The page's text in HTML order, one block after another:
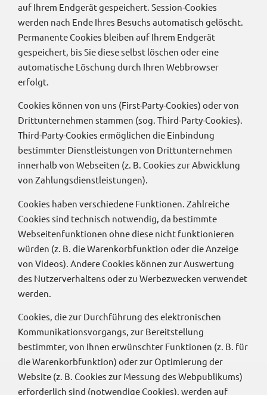
auf Ihrem Endgerät gespeichert. Session-Cookies
werden nach Ende Ihres Besuchs automatisch gelöscht.
Permanente Cookies bleiben auf Ihrem Endgerät
gespeichert, bis Sie diese selbst löschen oder eine
automatische Löschung durch Ihren Webbrowser
erfolgt.
Cookies können von uns (First-Party-Cookies) oder von
Drittunternehmen stammen (sog. Third-Party-Cookies).
Third-Party-Cookies ermöglichen die Einbindung
bestimmter Dienstleistungen von Drittunternehmen
innerhalb von Webseiten (z. B. Cookies zur Abwicklung
von Zahlungsdienstleistungen).
Cookies haben verschiedene Funktionen. Zahlreiche
Cookies sind technisch notwendig, da bestimmte
Webseitenfunktionen ohne diese nicht funktionieren
würden (z. B. die Warenkorbfunktion oder die Anzeige
von Videos). Andere Cookies können zur Auswertung
des Nutzerverhaltens oder zu Werbezwecken verwendet
werden.
Cookies, die zur Durchführung des elektronischen
Kommunikationsvorgangs, zur Bereitstellung
bestimmter, von Ihnen erwünschter Funktionen (z. B. für
die Warenkorbfunktion) oder zur Optimierung der
Website (z. B. Cookies zur Messung des Webpublikums)
erforderlich sind (notwendige Cookies), werden auf